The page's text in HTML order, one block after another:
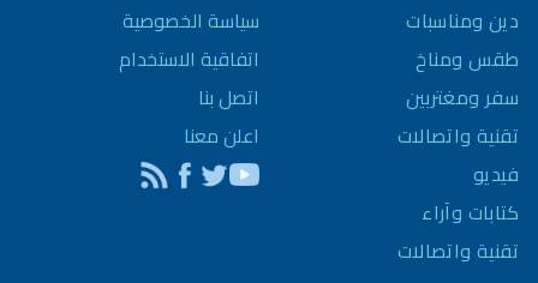
دين ومناسبات
طقس ومناخ
سفر ومغتربين
تقنية واتصالات
فيديو
كتابات وآراء
تقنية واتصالات
سياسة الخصوصية
اتفاقية الاستخدام
اتصل بنا
اعلن معنا